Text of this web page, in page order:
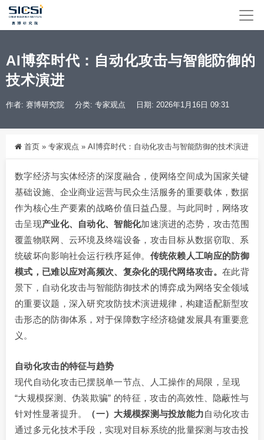
AI博弈时代：自动化攻击与智能防御的
技术演进
作者: 赛博研究院 分类: 专家观点 日期: 2026年1月16日 09:31
首页 » 专家观点 » AI博弈时代：自动化攻击与智能防御的技术演进
数字经济与实体经济的深度融合，使网络空间成为国家关键
基础设施、企业商业运营与民众生活服务的重要载体，数据
作为核心生产要素的战略价值日益凸显。与此同时，网络攻
击呈现产业化、自动化、智能化加速演进的态势，攻击范围
覆盖物联网、云环境及终端设备，攻击目标从数据窃取、系
统破坏向影响社会运行秩序延伸。 传统依赖人工响应的防御
模式，已难以应对高频次、复杂化的现代网络攻击。 在此背
景下，自动化攻击与智能防御技术的博弈成为网络安全领域
的重要议题，深入研究攻防技术演进规律，构建适配新型攻
击形态的防御体系，对于保障数字经济稳健发展具有重要意
义。
自动化攻击的特征与趋势
现代自动化攻击已摆脱单一节点、人工操作的局限，呈现
“大规模探测、伪装欺骗” 的特征，攻击的高效性、隐蔽性与
针对性显著提升。
（一）大规模探测与投放能力自动化攻击
通过多元化技术手段，实现对目标系统的批量探测与攻击投